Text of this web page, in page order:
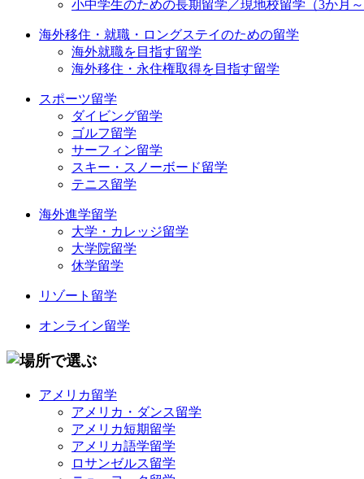
小中学生のための長期留学／現地校留学（3か月～
海外移住・就職・ロングステイのための留学
海外就職を目指す留学
海外移住・永住権取得を目指す留学
スポーツ留学
ダイビング留学
ゴルフ留学
サーフィン留学
スキー・スノーボード留学
テニス留学
海外進学留学
大学・カレッジ留学
大学院留学
休学留学
リゾート留学
オンライン留学
アメリカ留学
アメリカ・ダンス留学
アメリカ短期留学
アメリカ語学留学
ロサンゼルス留学